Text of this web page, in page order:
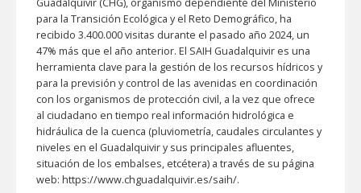
para la Transición Ecológica y el Reto Demográfico, ha
recibido 3.400.000 visitas durante el pasado año 2024, un
47% más que el año anterior. El SAIH Guadalquivir es una
herramienta clave para la gestión de los recursos hídricos y
para la previsión y control de las avenidas en coordinación
con los organismos de protección civil, a la vez que ofrece
al ciudadano en tiempo real información hidrológica e
hidráulica de la cuenca (pluviometría, caudales circulantes y
niveles en el Guadalquivir y sus principales afluentes,
situación de los embalses, etcétera) a través de su página
web: https://www.chguadalquivir.es/saih/.